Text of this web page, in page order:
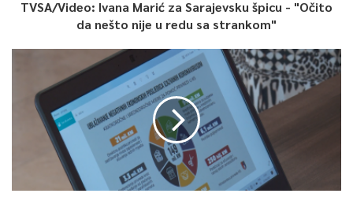
TVSA/Video: Ivana Marić za Sarajevsku špicu - "Očito
da nešto nije u redu sa strankom"